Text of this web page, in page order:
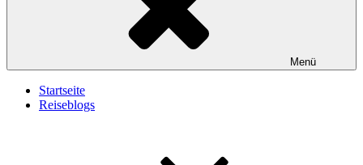
Menü
Startseite
Reiseblogs